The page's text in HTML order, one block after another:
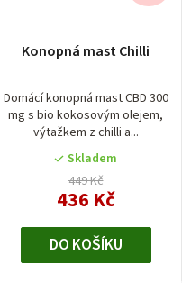
Konopná mast Chilli
Domácí konopná mast CBD 300
mg s bio kokosovým olejem,
výtažkem z chilli a...
Skladem
449 Kč
436 Kč
DO KOŠÍKU